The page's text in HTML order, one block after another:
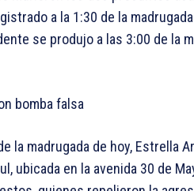
a la 1:30 de la
se produjo a las 3:00 de la
bomba falsa
la madrugada de hoy, Estrella
ubicada en la avenida 30 de